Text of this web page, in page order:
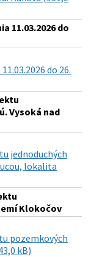
11.03.2026 do
do 26.
Vysoká nad
jednoduchých
lokalita
Klokočov
pozemkových
kB)